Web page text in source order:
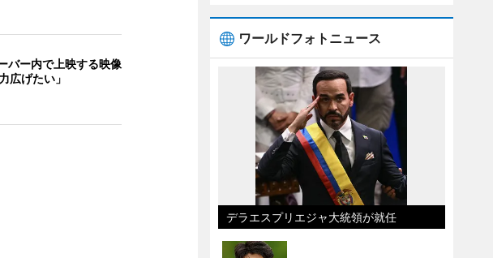
バー内で上映する映像
広げたい」
ワールドフォトニュース
デラエスプリエジャ大統領が就任